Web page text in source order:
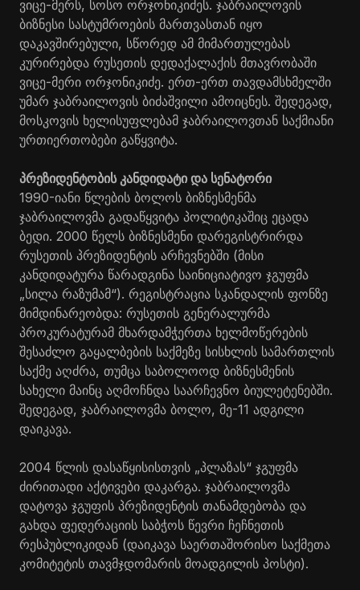
ვიცე-მერს, სოსო ორჯონიკიძეს. ჯაბრაილოვის
ბიზნესი სასტუმროების მართვასთან იყო
დაკავშირებული, სწორედ ამ მიმართულებას
კურირებდა რუსეთის დედაქალაქის მთავრობაში
ვიცე-მერი ორჯონიკიძე. ერთ-ერთ თავდამსხმელში
უმარ ჯაბრაილოვის ბიძაშვილი ამოიცნეს. შედეგად,
მოსკოვის ხელისუფლებამ ჯაბრაილოვთან საქმიანი
ურთიერთობები გაწყვიტა.
პრეზიდენტობის კანდიდატი და სენატორი
1990-იანი წლების ბოლოს ბიზნესმენმა
ჯაბრაილოვმა გადაწყვიტა პოლიტიკაშიც ეცადა
ბედი. 2000 წელს ბიზნესმენი დარეგისტრირდა
რუსეთის პრეზიდენტის არჩევნებში (მისი
კანდიდატურა წარადგინა საინიციატივო ჯგუფმა
„სილა რაზუმამ“). რეგისტრაცია სკანდალის ფონზე
მიმდინარეობდა: რუსეთის გენერალურმა
პროკურატურამ მხარდამჭერთა ხელმოწერების
შესაძლო გაყალბების საქმეზე სისხლის სამართლის
საქმე აღძრა, თუმცა საბოლოოდ ბიზნესმენის
სახელი მაინც აღმოჩნდა საარჩევნო ბიულეტენებში.
შედეგად, ჯაბრაილოვმა ბოლო, მე-11 ადგილი
დაიკავა.
2004 წლის დასაწყისისთვის „პლაზას“ ჯგუფმა
ძირითადი აქტივები დაკარგა. ჯაბრაილოვმა
დატოვა ჯგუფის პრეზიდენტის თანამდებობა და
გახდა ფედერაციის საბჭოს წევრი ჩეჩნეთის
რესპუბლიკიდან (დაიკავა საერთაშორისო საქმეთა
კომიტეტის თავმჯდომარის მოადგილის პოსტი).